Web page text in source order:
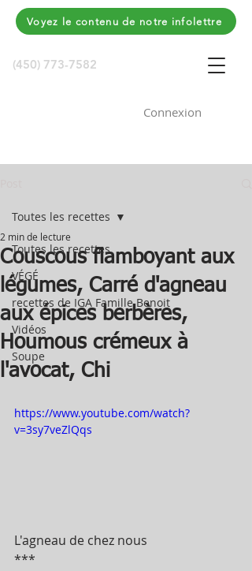
(450) 773-7582
Connexion
Voyez le contenu de notre infolettre
Toutes les recettes
VÉGÉ
recettes de IGA Famille Benoit
Vidéos
Soupe
Toutes les recettes
Couscous flamboyant aux
légumes, Carré d'agneau
aux épices berbères,
Houmous crémeux à
l'avocat, Chi
2 min de lecture
https://www.youtube.com/watch?
v=3sy7veZlQqs
L'agneau de chez nous
***